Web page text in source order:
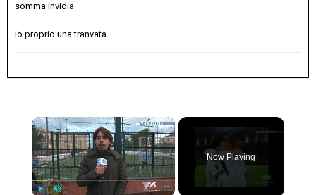
somma invidia
io proprio una tranvata
×
Now Playing